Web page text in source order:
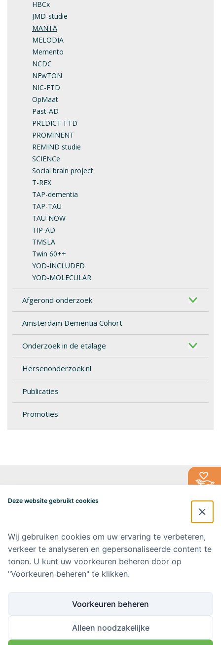
HBCx
JMD-studie
MANTA
MELODIA
Memento
NCDC
NEwTON
NIC-FTD
OpMaat
Past-AD
PREDICT-FTD
PROMINENT
REMIND studie
SCIENCe
Social brain project
T-REX
TAP-dementia
TAP-TAU
TAU-NOW
TIP-AD
TMSLA
Twin 60++
YOD-INCLUDED
YOD-MOLECULAR
Afgerond onderzoek
Amsterdam Dementia Cohort
Onderzoek in de etalage
Hersenonderzoek.nl
Publicaties
Promoties
Postbus 7057
alzheimercentrum@amsterdamumc.nl
Doneer via: NL 42 INGB 0006 9052 76 Ten name van: Stichting Steun
Alzheimercentrum Amsterdam
Amsterdam UMC
Deze website gebruikt cookies
Wij gebruiken cookies om uw ervaring te verbeteren,
verkeer te analyseren en gepersonaliseerde content te
tonen. U kunt uw voorkeuren beheren door op
"Voorkeuren beheren" te klikken.
Voorkeuren beheren
Alleen noodzakelijke